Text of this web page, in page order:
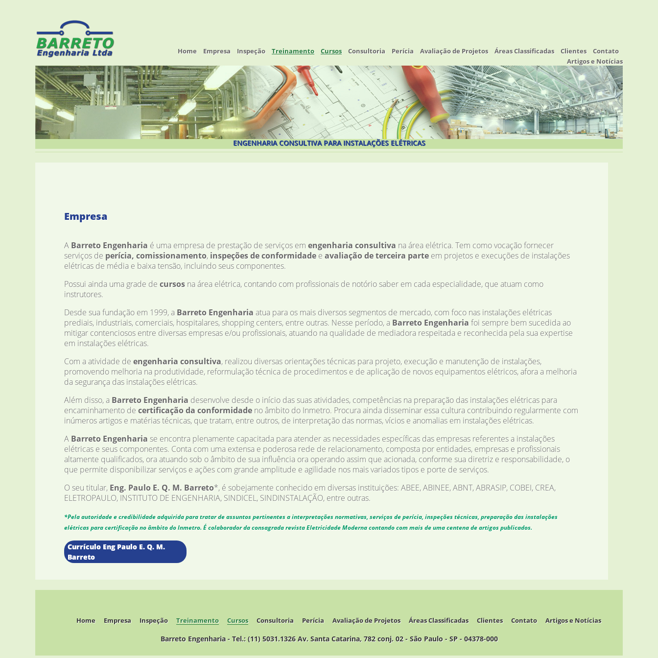
Home Empresa Inspeção Treinamento Cursos Consultoria Perícia Avaliação de Projetos Áreas Classificadas Clientes
Contato
Artigos e Notícias
ENGENHARIA CONSULTIVA PARA INSTALAÇÕES ELÉTRICAS
Empresa
A Barreto Engenharia é uma empresa de prestação de serviços em engenharia consultiva na área elétrica. Tem como vocação fornecer
serviços de perícia, comissionamento, inspeções de conformidadee avaliação de terceira parteem projetos e execuções de instalações
elétricas de média e baixa tensão, incluindo seus componentes.
Possui ainda uma grade de cursosna área elétrica, contando com profissionais de notório saber em cada especialidade, que atuam como
instrutores.
Desde sua fundação em 1999, a Barreto Engenharia atua para os mais diversos segmentos de mercado, com foco nas instalações elétricas
prediais, industriais, comerciais, hospitalares, shopping centers, entre outras. Nesse período, a Barreto Engenharia foi sempre bem sucedida ao
mitigar contenciosos entre diversas empresas e/ou profissionais, atuando na qualidade de mediadora respeitada e reconhecida pela sua expertise
em instalações elétricas.
Com a atividade de engenharia consultiva, realizou diversas orientações técnicas para projeto, execução e manutenção de instalações,
promovendo melhoria na produtividade, reformulação técnica de procedimentos e de aplicação de novos equipamentos elétricos, afora a melhoria
da segurança das instalações elétricas.
Além disso, a Barreto Engenharia desenvolve desde o início das suas atividades, competências na preparação das instalações elétricas para
encaminhamento de certificação da conformidadeno âmbito do Inmetro. Procura ainda disseminar essa cultura contribuindo regularmente com
inúmeros artigos e matérias técnicas, que tratam, entre outros, de interpretação das normas, vícios e anomalias em instalações elétricas.
A Barreto Engenharia se encontra plenamente capacitada para atender as necessidades específicas das empresas referentes a instalações
elétricas e seus componentes. Conta com uma extensa e poderosa rede de relacionamento, composta por entidades, empresas e profissionais
altamente qualificados, ora atuando sob o âmbito de sua influência ora operando assim que acionada, conforme sua diretriz e responsabilidade, o
que permite disponibilizar serviços e ações com grande amplitude e agilidade nos mais variados tipos e porte de serviços.
O seu titular, Eng. Paulo E. Q. M. Barreto*, é sobejamente conhecido em diversas instituições: ABEE, ABINEE, ABNT, ABRASIP, COBEI, CREA,
ELETROPAULO, INSTITUTO DE ENGENHARIA, SINDICEL, SINDINSTALAÇÃO, entre outras.
*Pela autoridade e credibilidade adquirida para tratar de assuntos pertinentes a interpretações normativas, serviços de perícia, inspeções técnicas, preparação das instalações
elétricas para certificação no âmbito do Inmetro. É colaborador da consagrada revista Eletricidade Moderna contando com mais de uma centena de artigos publicados.
Currículo Eng Paulo E. Q. M.
Barreto
Home Empresa Inspeção Treinamento Cursos Consultoria Perícia Avaliação de Projetos Áreas Classificadas Clientes Contato Artigos e Notícias
Barreto Engenharia - Tel.: (11) 5031.1326 Av. Santa Catarina, 782 conj. 02 - São Paulo - SP - 04378-000